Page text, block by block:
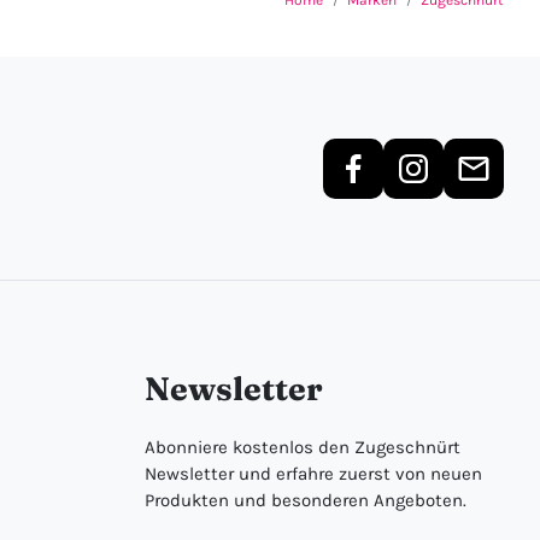
Newsletter
Abonniere kostenlos den Zugeschnürt
Newsletter und erfahre zuerst von neuen
Produkten und besonderen Angeboten.